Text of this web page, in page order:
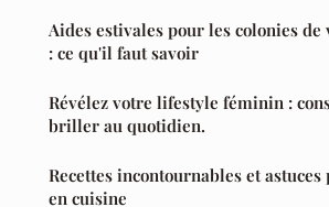
Aides estivales pour les colonies de
: ce qu'il faut savoir
Révélez votre lifestyle féminin :
briller au quotidien.
Recettes incontournables et
en cuisine